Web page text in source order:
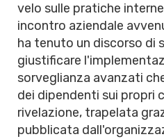
velo sulle pratiche
incontro aziendale
ha tenuto un discorso di
giustificare
sorveglianza avanzati
dei dipendenti sui propri
rivelazione, trapelata
pubblicata